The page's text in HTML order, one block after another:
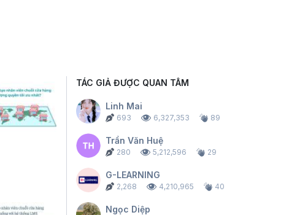
TÁC GIẢ ĐƯỢC QUAN TÂM
Linh Mai
693 6,327,353 89
Trần Văn Huệ
280 5,212,596 29
G-LEARNING
2,268 4,210,965 40
Ngọc Diệp